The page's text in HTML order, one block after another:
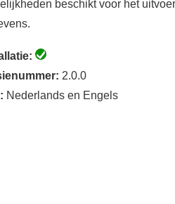
beschikt voor het
2.0.0
Nederlands en Engels